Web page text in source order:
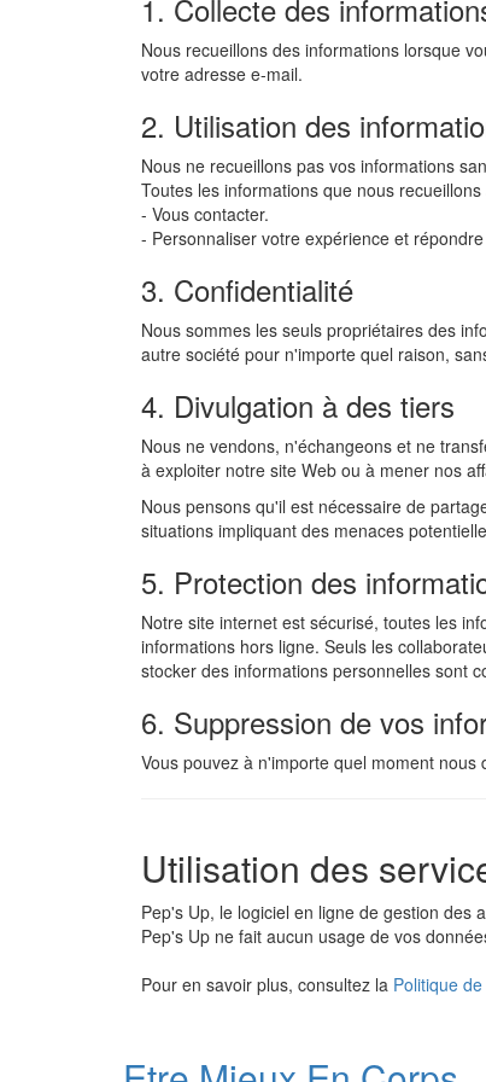
1. Collecte des
Nous recueillons des informations lorsque
votre adresse e-mail.
2. Utilisation des
Nous ne recueillons pas vos informations
Toutes les informations que nous
- Vous contacter.
- Personnaliser votre expérience et
3. Confidentialité
Nous sommes les seuls propriétaires des
autre société pour n'importe quel raison,
4. Divulgation à des tiers
Nous ne vendons, n'échangeons et ne
à exploiter notre site Web ou à mener nos
Nous pensons qu'il est nécessaire de
situations impliquant des menaces
5. Protection des
Notre site internet est sécurisé, toutes les
informations hors ligne. Seuls les
stocker des informations personnelles sont
6. Suppression de vos
Vous pouvez à n'importe quel moment
Utilisation des
Pep's Up, le logiciel en ligne de gestion des
Pep's Up ne fait aucun usage de vos
Pour en savoir plus, consultez la Politique